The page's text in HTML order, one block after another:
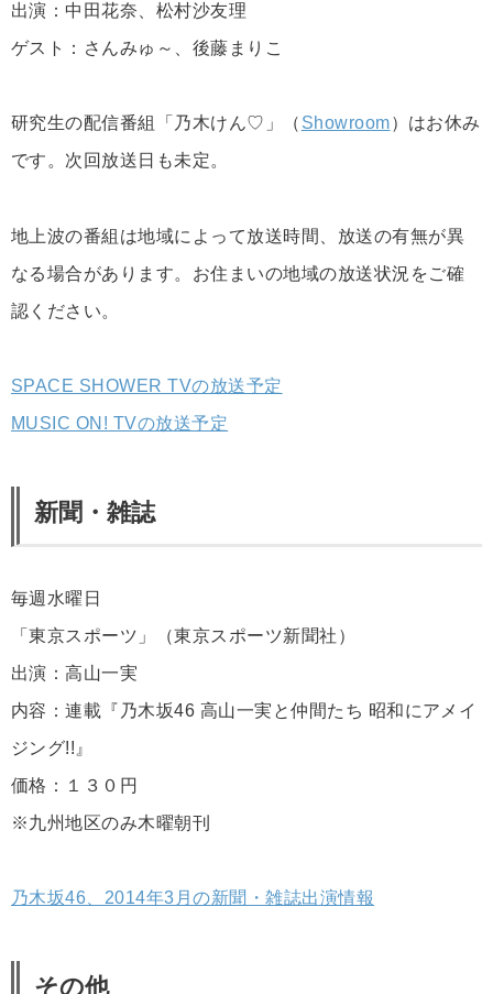
出演：中田花奈、松村沙友理
ゲスト：さんみゅ～、後藤まりこ
研究生の配信番組「乃木けん♡」（ Showroom）はお休み
です。次回放送日も未定。
地上波の番組は地域によって放送時間、放送の有無が異
なる場合があります。お住まいの地域の放送状況をご確
認ください。
SPACE SHOWER TVの放送予定
MUSIC ON! TVの放送予定
新聞・雑誌
毎週水曜日
「東京スポーツ」（東京スポーツ新聞社）
出演：高山一実
内容：連載『乃木坂46 高山一実と仲間たち 昭和にアメイ
ジング!!』
価格：１３０円
※九州地区のみ木曜朝刊
乃木坂46、2014年3月の新聞・雑誌出演情報
その他